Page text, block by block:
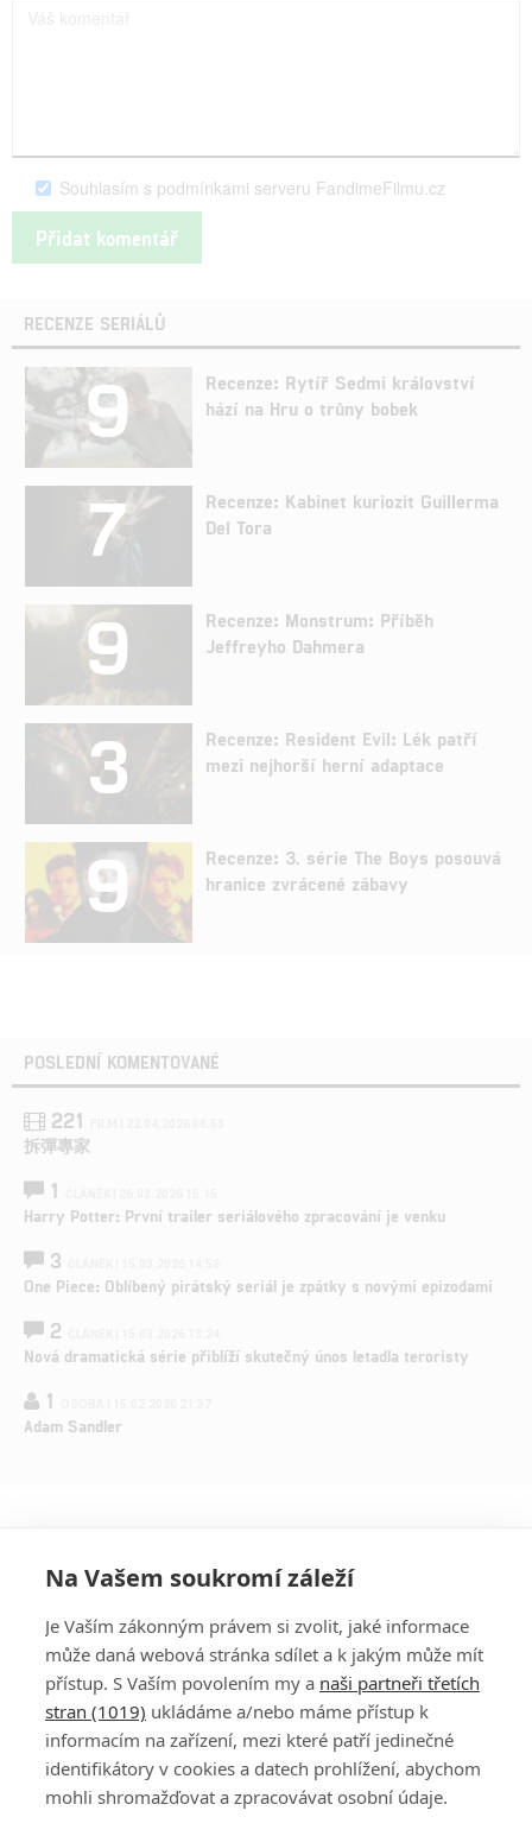
Souhlasím s podmínkami serveru FandimeFilmu.cz
RECENZE SERIÁLŮ
9
Recenze: Rytíř Sedmi království
hází na Hru o trůny bobek
7
Recenze: Kabinet kuriozit Guillerma
Del Tora
9
Recenze: Monstrum: Příběh
Jeffreyho Dahmera
3
Recenze: Resident Evil: Lék patří
mezi nejhorší herní adaptace
9
Recenze: 3. série The Boys posouvá
hranice zvrácené zábavy
POSLEDNÍ KOMENTOVANÉ
221
拆彈專家
1
Harry Potter: První trailer seriálového zpracování je venku
3
One Piece: Oblíbený pirátský seriál je zpátky s novými epizodami
2
Nová dramatická série přiblíží skutečný únos letadla teroristy
1
Adam Sandler
PŘIHLÁSIT
REGISTROVAT
DISKUZE
Na Vašem soukromí záleží
Je Vaším zákonným právem si zvolit, jaké informace
může daná webová stránka sdílet a k jakým může mít
přístup. S Vaším povolením my a naši partneři třetích
stran (1019) ukládáme a/nebo máme přístup k
informacím na zařízení, mezi které patří jedinečné
identifikátory v cookies a datech prohlížení, abychom
mohli shromažďovat a zpracovávat osobní údaje.